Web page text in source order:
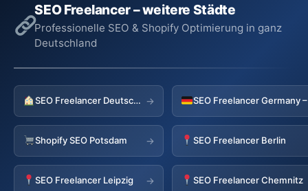
SEO Freelancer – weitere Städte
Professionelle SEO & Shopify Optimierung in ganz
Deutschland
SEO Freelancer Deutschland →
Shopify SEO Potsdam → SEO Freelancer Berlin
SEO Freelancer Leipzig → SEO Freelancer Chemnitz